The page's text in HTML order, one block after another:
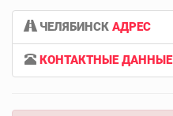
ЧЕЛЯБИНСК АДРЕС
КОНТАКТНЫЕ ДАННЫЕ